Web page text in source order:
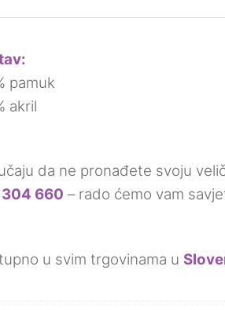
pamuk
akril
da ne pronađete svoju
304 660 – rado ćemo vam
u svim trgovinama u